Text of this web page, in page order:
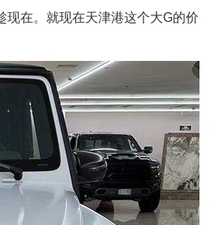
在。就现在天津港这个大G的价